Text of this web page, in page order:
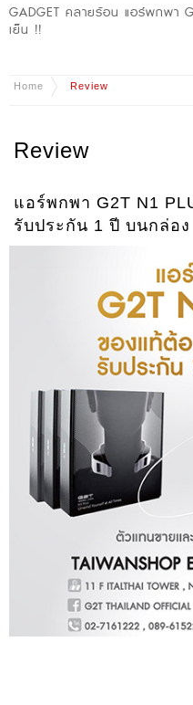
GADGET คลายร้อน แอร์พกพา
เย็น !!
Home Review
Review
แอร์พกพา G2T N1
รับประกัน 1 ปี บนกล่อง